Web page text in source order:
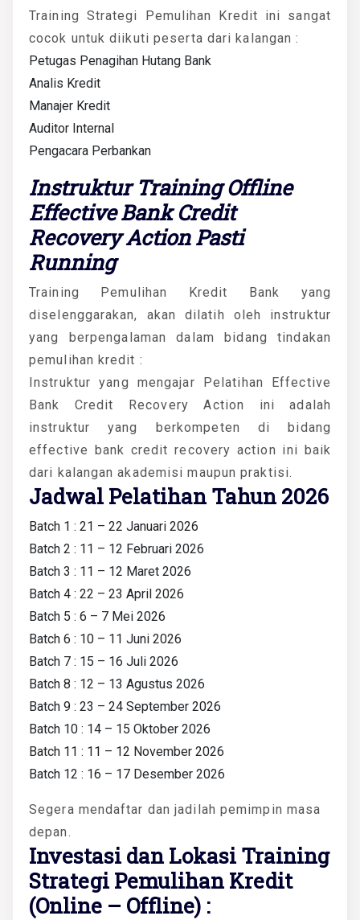
Training Strategi Pemulihan Kredit ini sangat
cocok untuk diikuti peserta dari kalangan :
Petugas Penagihan Hutang Bank
Analis Kredit
Manajer Kredit
Auditor Internal
Pengacara Perbankan
Instruktur Training Offline
Effective Bank Credit
Recovery Action Pasti
Running
Training Pemulihan Kredit Bank yang
diselenggarakan, akan dilatih oleh instruktur
yang berpengalaman dalam bidang tindakan
pemulihan kredit :
Instruktur yang mengajar Pelatihan Effective
Bank Credit Recovery Action ini adalah
instruktur yang berkompeten di bidang
effective bank credit recovery action ini baik
dari kalangan akademisi maupun praktisi.
Jadwal Pelatihan Tahun 2026
Batch 1 : 21 – 22 Januari 2026
Batch 2 : 11 – 12 Februari 2026
Batch 3 : 11 – 12 Maret 2026
Batch 4 : 22 – 23 April 2026
Batch 5 : 6 – 7 Mei 2026
Batch 6 : 10 – 11 Juni 2026
Batch 7 : 15 – 16 Juli 2026
Batch 8 : 12 – 13 Agustus 2026
Batch 9 : 23 – 24 September 2026
Batch 10 : 14 – 15 Oktober 2026
Batch 11 : 11 – 12 November 2026
Batch 12 : 16 – 17 Desember 2026
Segera mendaftar dan jadilah pemimpin masa
depan.
Investasi dan Lokasi Training
Strategi Pemulihan Kredit
(Online – Offline) :